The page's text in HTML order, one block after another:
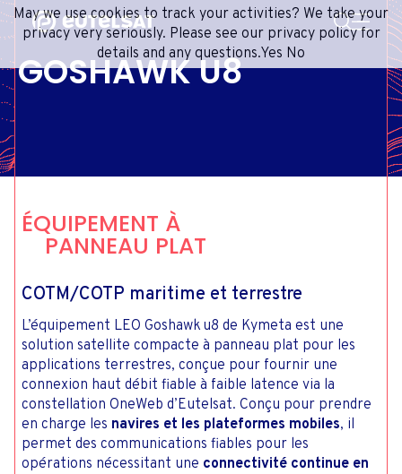
Contenu
Menu
Pied de page
SERVICES SATELLITE
MÉDIAS
EXTRANET
FRANÇAIS
RECHERCHE
GOSHAWK U8
ÉQUIPEMENT À
PANNEAU PLAT
COTM/COTP maritime et terrestre
L’équipement LEO Goshawk u8 de Kymeta est une
solution satellite compacte à panneau plat pour les
applications terrestres, conçue pour fournir une
connexion haut débit fiable à faible latence via la
constellation OneWeb d’Eutelsat. Conçu pour prendre
en charge les navires et les plateformes mobiles, il
permet des communications fiables pour les
opérations nécessitant une connectivité continue en
May we use cookies to track your activities? We take your
privacy very seriously. Please see our privacy policy for
details and any questions.Yes No